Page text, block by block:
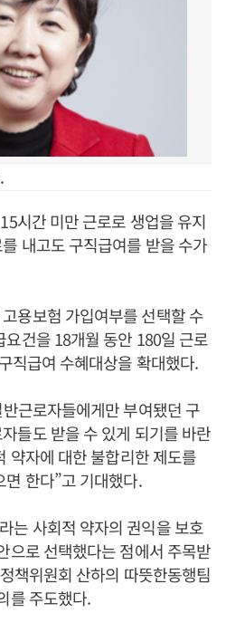
시간 미만 근로로 생업을 유지
내고도 구직급여를 받을 수가
용보험 가입여부를 선택할 수
건을 18개월 동안 180일 근로
직급여 수혜대상을 확대했다.
근로자들에게만 부여됐던 구
들도 받을 수 있게 되기를 바란
약자에 대한 불합리한 제도를
한다”고 기대했다.
는 사회적 약자의 권익을 보호
으로 선택했다는 점에서 주목받
책위원회 산하의 따뜻한동행팀
를 주도했다.